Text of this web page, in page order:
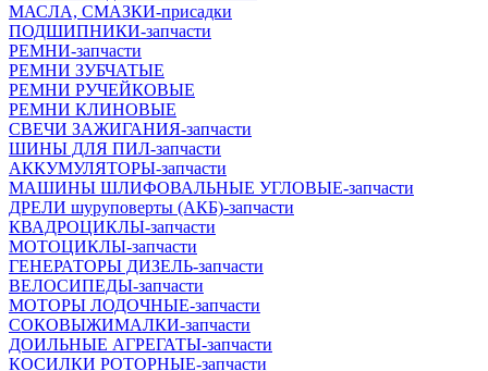
МАСЛА, СМАЗКИ-присадки
ПОДШИПНИКИ-запчасти
РЕМНИ-запчасти
РЕМНИ ЗУБЧАТЫЕ
РЕМНИ РУЧЕЙКОВЫЕ
РЕМНИ КЛИНОВЫЕ
СВЕЧИ ЗАЖИГАНИЯ-запчасти
ШИНЫ ДЛЯ ПИЛ-запчасти
АККУМУЛЯТОРЫ-запчасти
МАШИНЫ ШЛИФОВАЛЬНЫЕ УГЛОВЫЕ-запчасти
ДРЕЛИ шуруповерты (АКБ)-запчасти
КВАДРОЦИКЛЫ-запчасти
МОТОЦИКЛЫ-запчасти
ГЕНЕРАТОРЫ ДИЗЕЛЬ-запчасти
ВЕЛОСИПЕДЫ-запчасти
МОТОРЫ ЛОДОЧНЫЕ-запчасти
СОКОВЫЖИМАЛКИ-запчасти
ДОИЛЬНЫЕ АГРЕГАТЫ-запчасти
КОСИЛКИ РОТОРНЫЕ-запчасти